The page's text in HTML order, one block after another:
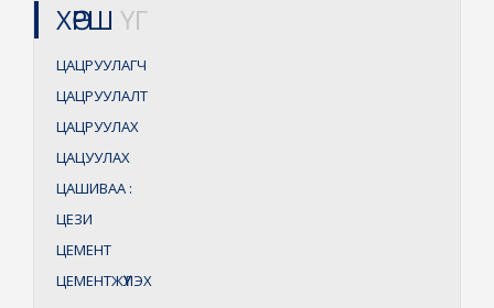
ХӨРШ ҮГ
ЦАЦРУУЛАГЧ
ЦАЦРУУЛАЛТ
ЦАЦРУУЛАХ
ЦАЦУУЛАХ
ЦАШИВАА :
ЦЕЗИ
ЦЕМЕНТ
ЦЕМЕНТЖҮҮЛЭХ